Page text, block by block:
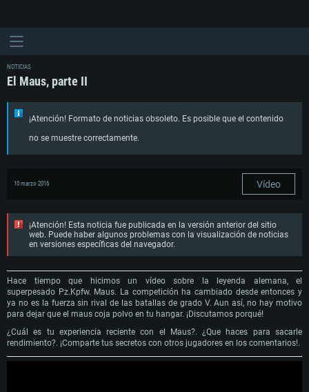
NOTICIAS
El Maus, parte II
¡Atención! Formato de noticias obsoleto. Es posible que el contenido
no se muestre correctamente.
10 marzo 2016 Vídeo
¡Atención! Esta noticia fue publicada en la versión anterior del sitio
web. Puede haber algunos problemas con la visualización de noticias
en versiones específicas del navegador.
Hace tiempo que hicimos un vídeo sobre la leyenda alemana, el
superpesado Pz.Kpfw. Maus. La competición ha cambiado desde entonces y
ya no es la fuerza sin rival de las batallas de grado V. Aun así, no hay motivo
para dejar que el maus coja polvo en tu hangar. ¡Discutamos porqué!
¿Cuál es tu experiencia reciente con el Maus?. ¿Que haces para sacarle
rendimiento?. ¡Comparte tus secretos con otros jugadores en los comentarios!.